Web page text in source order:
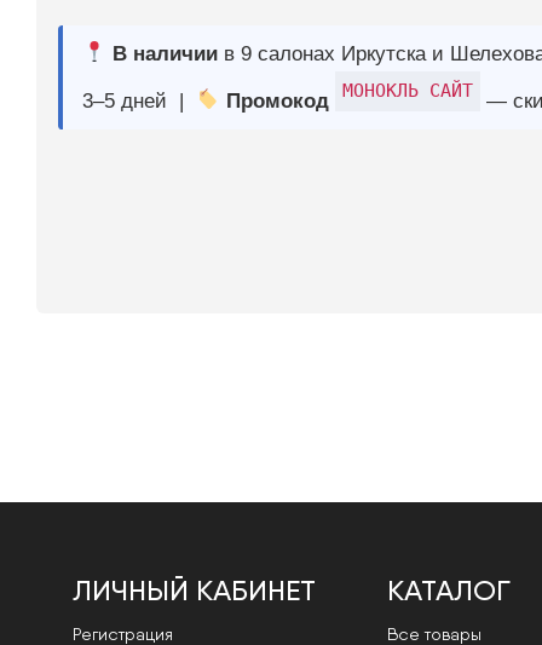
ЛИЧНЫЙ КАБИНЕТ
Регистрация
КАТАЛОГ
Все товары